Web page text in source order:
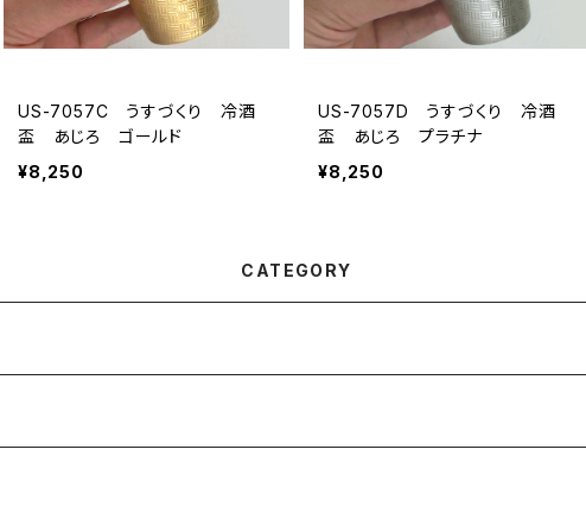
US-7057C うすづくり 冷酒
盃 あじろ ゴールド
¥8,250
US-7057D うすづくり 冷酒
盃 あじろ プラチナ
¥8,250
CATEGORY